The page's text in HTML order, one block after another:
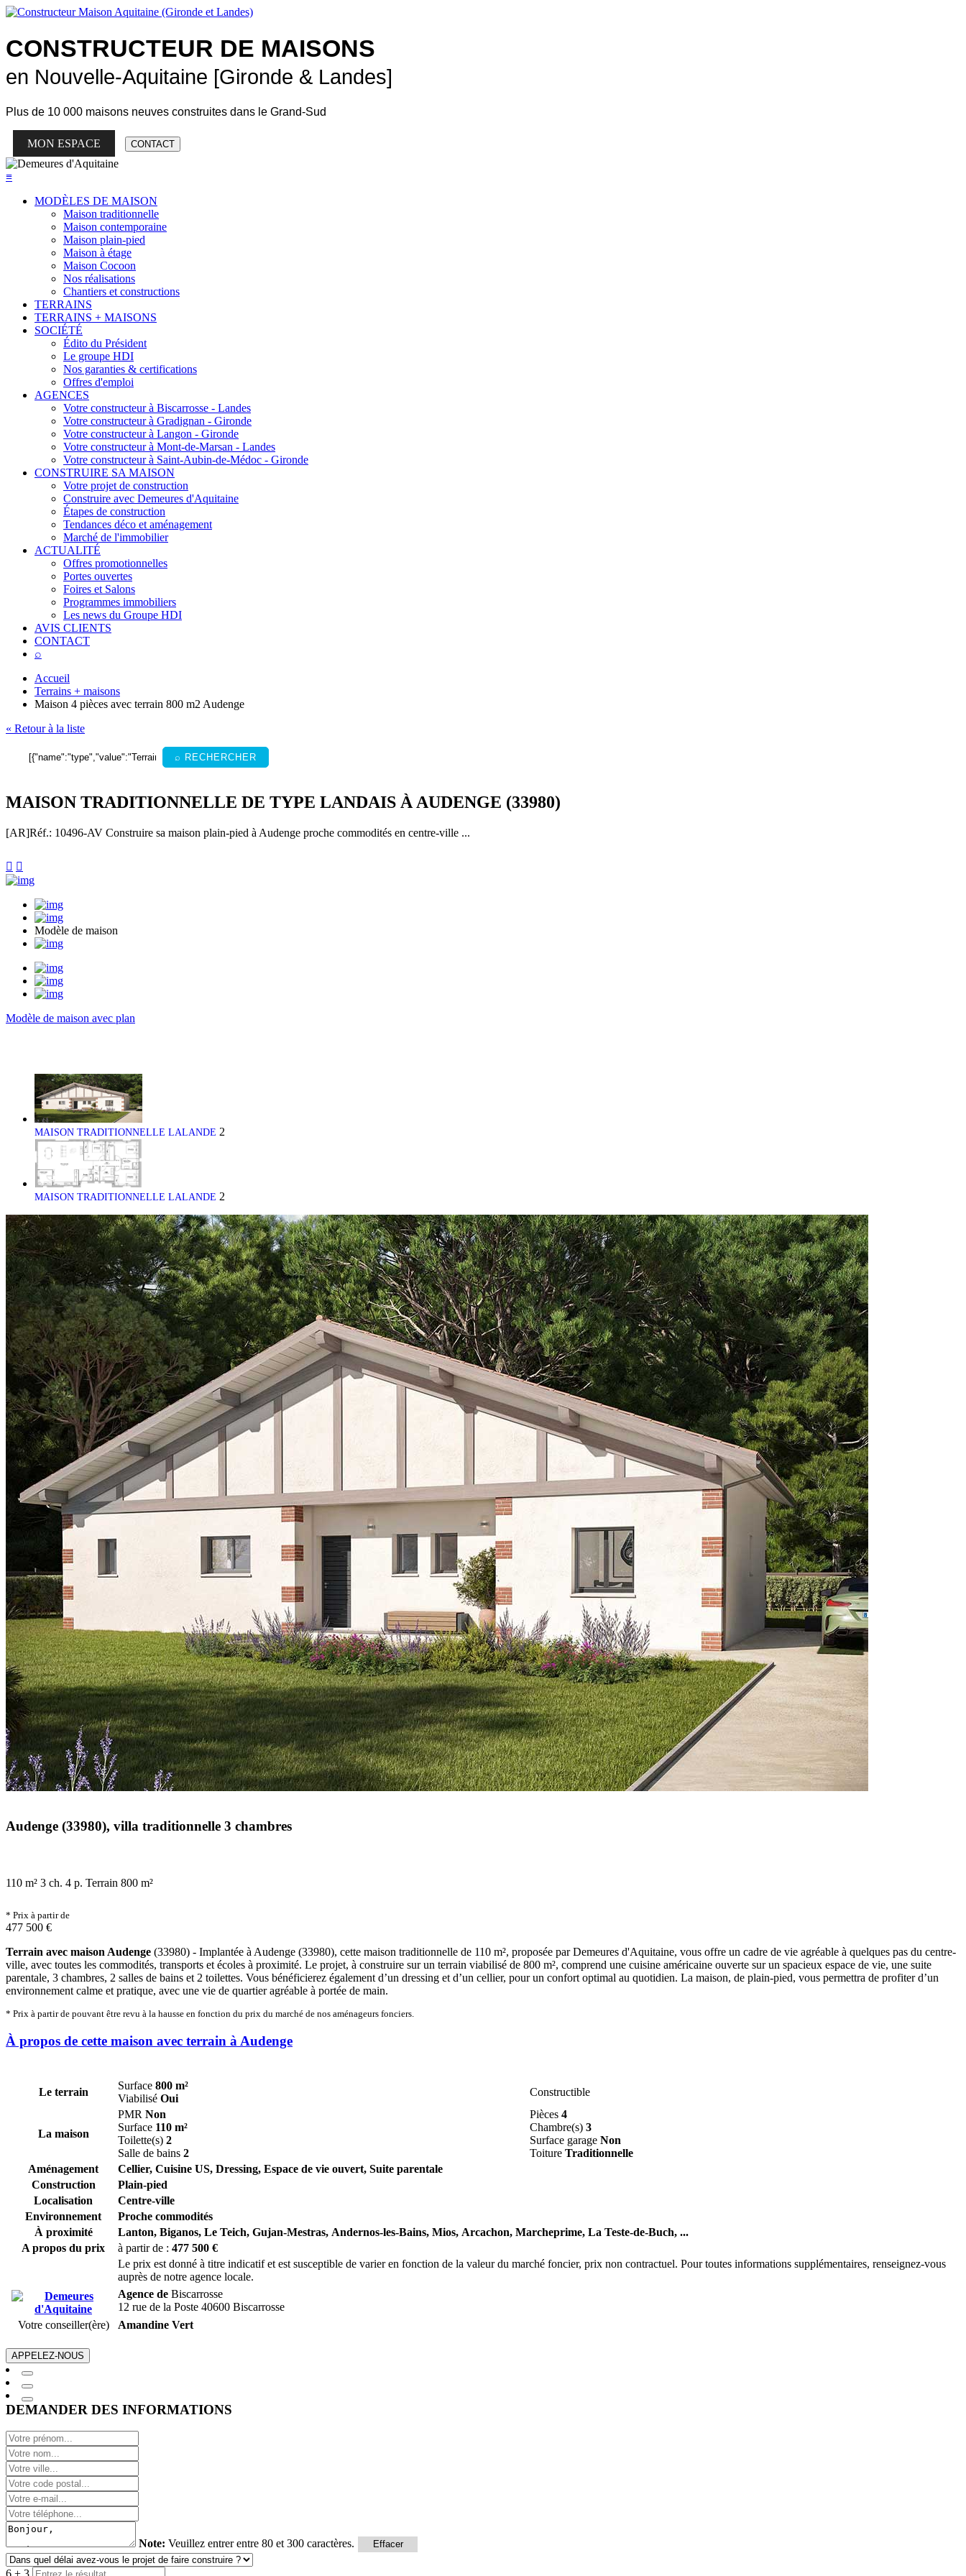
CONSTRUCTEUR DE MAISONS
en Nouvelle-Aquitaine [Gironde & Landes]
Plus de 10 000 maisons neuves construites dans le Grand-Sud
MON ESPACE CONTACT
≡
MODÈLES DE MAISON
Maison traditionnelle
Maison contemporaine
Maison plain-pied
Maison à étage
Maison Cocoon
Nos réalisations
Chantiers et constructions
TERRAINS
TERRAINS + MAISONS
SOCIÉTÉ
Édito du Président
Le groupe HDI
Nos garanties & certifications
Offres d'emploi
AGENCES
Votre constructeur à Biscarrosse - Landes
Votre constructeur à Gradignan - Gironde
Votre constructeur à Langon - Gironde
Votre constructeur à Mont-de-Marsan - Landes
Votre constructeur à Saint-Aubin-de-Médoc - Gironde
CONSTRUIRE SA MAISON
Votre projet de construction
Construire avec Demeures d'Aquitaine
Étapes de construction
Tendances déco et aménagement
Marché de l'immobilier
ACTUALITÉ
Offres promotionnelles
Portes ouvertes
Foires et Salons
Programmes immobiliers
Les news du Groupe HDI
AVIS CLIENTS
CONTACT
⌕
Accueil
Terrains + maisons
Maison 4 pièces avec terrain 800 m2 Audenge
« Retour à la liste
⌕ RECHERCHER
MAISON TRADITIONNELLE DE TYPE LANDAIS À AUDENGE (33980)
[AR]Réf.: 10496-AV Construire sa maison plain-pied à Audenge proche commodités en centre-ville ...
 
Modèle de maison
Modèle de maison avec plan
MAISON TRADITIONNELLE LALANDE 2
MAISON TRADITIONNELLE LALANDE 2
Audenge (33980), villa traditionnelle 3 chambres
110 m² 3 ch. 4 p. Terrain 800 m²
* Prix à partir de
477 500 €
Terrain avec maison Audenge (33980) - Implantée à Audenge (33980), cette maison traditionnelle de 110 m², proposée par Demeures d'Aquitaine, vous offre un cadre de vie agréable à quelques pas du centre-
ville, avec toutes les commodités, transports et écoles à proximité. Le projet, à construire sur un terrain viabilisé de 800 m², comprend une cuisine américaine ouverte sur un spacieux espace de vie, une suite
parentale, 3 chambres, 2 salles de bains et 2 toilettes. Vous bénéficierez également d’un dressing et d’un cellier, pour un confort optimal au quotidien. La maison, de plain-pied, vous permettra de profiter d’un
environnement calme et pratique, avec une vie de quartier agréable à portée de main.
* Prix à partir de pouvant être revu à la hausse en fonction du prix du marché de nos aménageurs fonciers.
À propos de cette maison avec terrain à Audenge
Le terrain
Surface 800 m²
Viabilisé Oui
Constructible
La maison
PMR Non
Surface 110 m²
Toilette(s) 2
Salle de bains 2
Pièces 4
Chambre(s) 3
Surface garage Non
Toiture Traditionnelle
Aménagement
Cellier, Cuisine US, Dressing, Espace de vie ouvert, Suite parentale
Construction
Plain-pied
Localisation
Centre-ville
Environnement
Proche commodités
À proximité
Lanton, Biganos, Le Teich, Gujan-Mestras, Andernos-les-Bains, Mios, Arcachon, Marcheprime, La Teste-de-Buch, ...
A propos du prix
à partir de : 477 500 €
Le prix est donné à titre indicatif et est susceptible de varier en fonction de la valeur du marché foncier, prix non contractuel. Pour toutes informations supplémentaires, renseignez-vous
auprès de notre agence locale.
Agence de Biscarrosse
12 rue de la Poste 40600 Biscarrosse
Votre conseiller(ère)
Amandine Vert
APPELEZ-NOUS
DEMANDER DES INFORMATIONS
Note: Veuillez entrer entre 80 et 300 caractères. Effacer